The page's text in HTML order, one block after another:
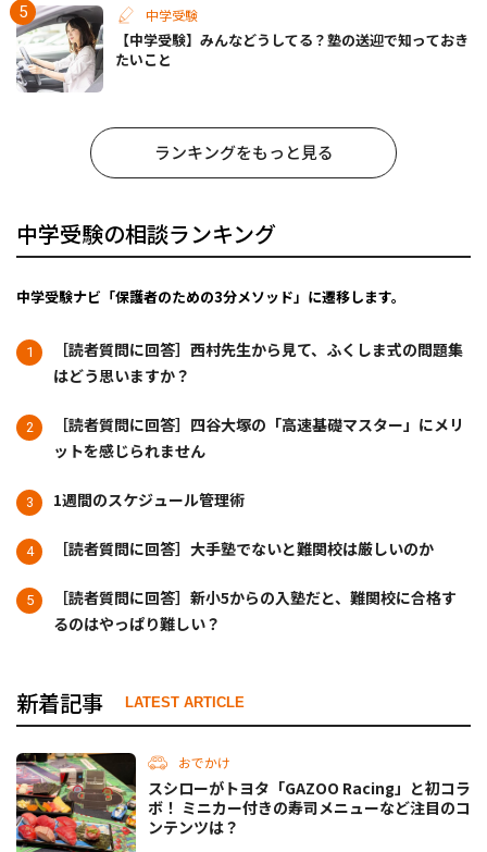
中学受験
【中学受験】みんなどうしてる？塾の送迎で知っておき
たいこと
ランキングをもっと見る
中学受験の相談ランキング
中学受験ナビ「保護者のための3分メソッド」に遷移します。
［読者質問に回答］西村先生から見て、ふくしま式の問題集
はどう思いますか？
［読者質問に回答］四谷大塚の「高速基礎マスター」にメリ
ットを感じられません
1週間のスケジュール管理術
［読者質問に回答］大手塾でないと難関校は厳しいのか
［読者質問に回答］新小5からの入塾だと、難関校に合格す
るのはやっぱり難しい？
新着記事 LATEST ARTICLE
おでかけ
スシローがトヨタ「GAZOO Racing」と初コラ
ボ！ ミニカー付きの寿司メニューなど注目のコ
ンテンツは？